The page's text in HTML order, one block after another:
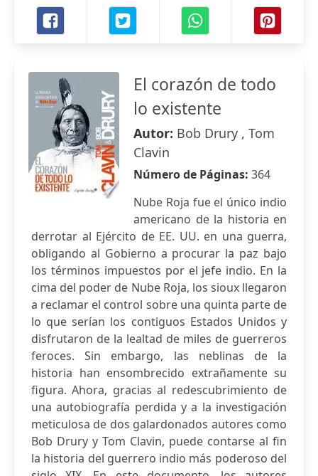
El corazón de todo
lo existente
Autor: Bob Drury , Tom
Clavin
Número de Páginas: 364
Nube Roja fue el único indio
americano de la historia en
derrotar al Ejército de EE. UU. en una guerra,
obligando al Gobierno a procurar la paz bajo
los términos impuestos por el jefe indio. En la
cima del poder de Nube Roja, los sioux llegaron
a reclamar el control sobre una quinta parte de
lo que serían los contiguos Estados Unidos y
disfrutaron de la lealtad de miles de guerreros
feroces. Sin embargo, las neblinas de la
historia han ensombrecido extrañamente su
figura. Ahora, gracias al redescubrimiento de
una autobiografía perdida y a la investigación
meticulosa de dos galardonados autores como
Bob Drury y Tom Clavin, puede contarse al fin
la historia del guerrero indio más poderoso del